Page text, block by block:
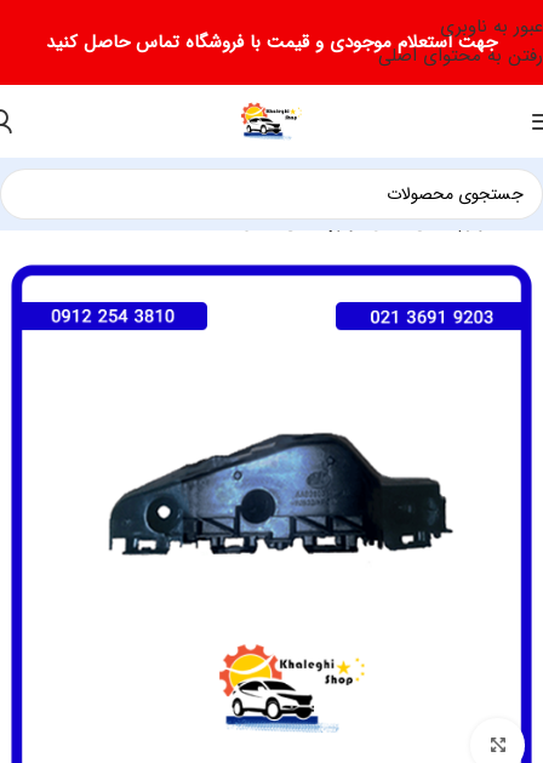
عبور به ناوبری
رفتن به محتوای اصلی
جهت استعلام موجودی و قیمت با فروشگاه تماس حاصل کنید
خانه لوازم یدکی لیفان لوازم یدکی لیفان X50